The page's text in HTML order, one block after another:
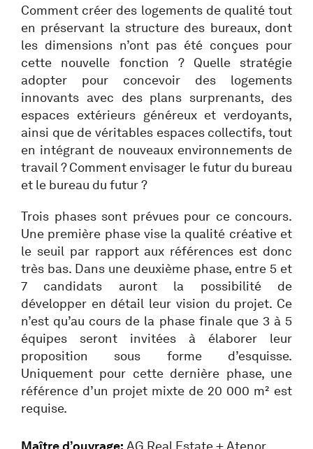
Comment créer des logements de qualité tout
en préservant la structure des bureaux, dont
les dimensions n’ont pas été conçues pour
cette nouvelle fonction ? Quelle stratégie
adopter pour concevoir des logements
innovants avec des plans surprenants, des
espaces extérieurs généreux et verdoyants,
ainsi que de véritables espaces collectifs, tout
en intégrant de nouveaux environnements de
travail ? Comment envisager le futur du bureau
et le bureau du futur ?
Trois phases sont prévues pour ce concours.
Une première phase vise la qualité créative et
le seuil par rapport aux références est donc
très bas. Dans une deuxième phase, entre 5 et
7 candidats auront la possibilité de
développer en détail leur vision du projet. Ce
n’est qu’au cours de la phase finale que 3 à 5
équipes seront invitées à élaborer leur
proposition sous forme d’esquisse.
Uniquement pour cette dernière phase, une
référence d’un projet mixte de 20 000 m² est
requise.